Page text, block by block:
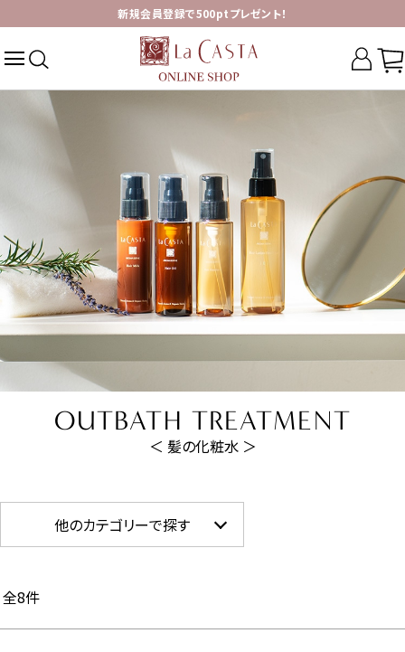
新規会員登録で500ptプレゼント！
OUTBATH TREATMENT
＜ 髪の化粧水 ＞
他のカテゴリーで探す
全8件